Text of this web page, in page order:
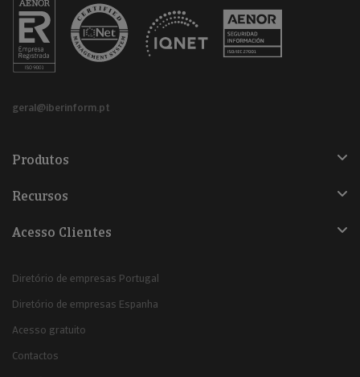
geral@iberinform.pt
Produtos
Recursos
Acesso Clientes
Diretório de empresas Portugal
Diretório de empresas Espanha
Acesso gratuito
Contactos